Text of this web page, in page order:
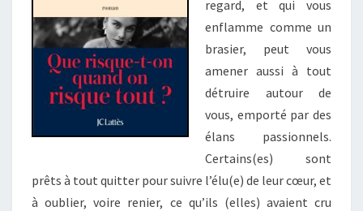
regard, et qui vous
enflamme comme un
brasier, peut vous
amener aussi à tout
détruire autour de
vous, emporté par des
élans passionnels.
Certains(es) sont
prêts à tout quitter pour suivre l’élu(e) de leur cœur, et
à oublier, voire renier, ce qu’ils (elles) avaient cru